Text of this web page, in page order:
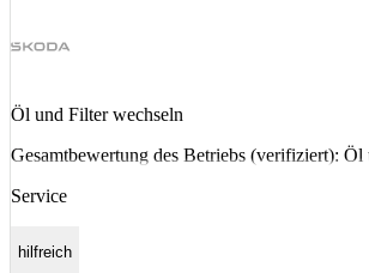
Öl und Filter wechseln
Gesamtbewertung des Betriebs (verifiziert):
Service
hilfreich